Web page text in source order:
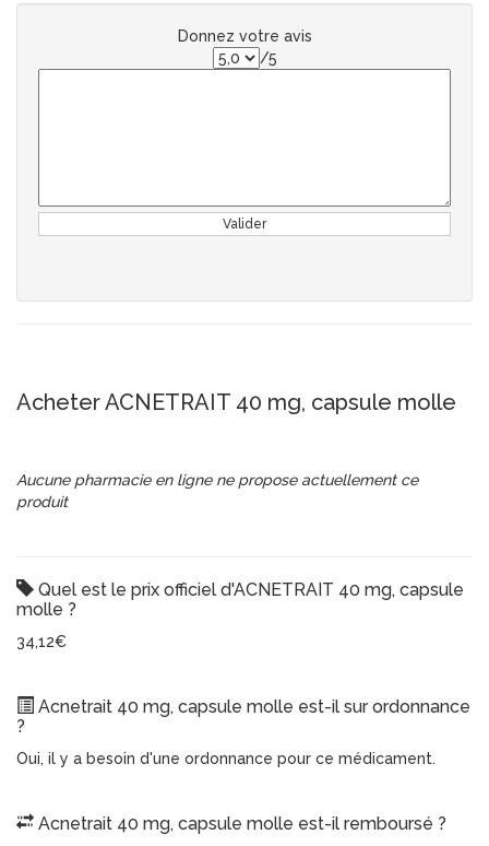
Donnez votre avis
/5
Valider
Acheter ACNETRAIT 40 mg, capsule molle
Aucune pharmacie en ligne ne propose actuellement ce
produit
Quel est le prix officiel d'ACNETRAIT 40 mg, capsule
molle ?
34,12€
Acnetrait 40 mg, capsule molle est-il sur ordonnance
?
Oui, il y a besoin d'une ordonnance pour ce médicament.
Acnetrait 40 mg, capsule molle est-il remboursé ?